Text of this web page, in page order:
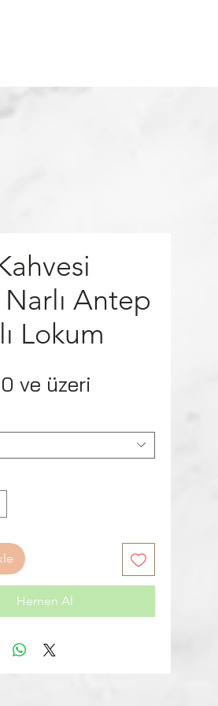
Narlı Antep
Lokum
ve üzeri
Hemen Al